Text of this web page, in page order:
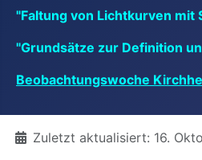
"Faltung von Lichtkurven mit
"Grundsätze zur Definition
Beobachtungswoche
DetailsZuletzt aktualisiert: 16.